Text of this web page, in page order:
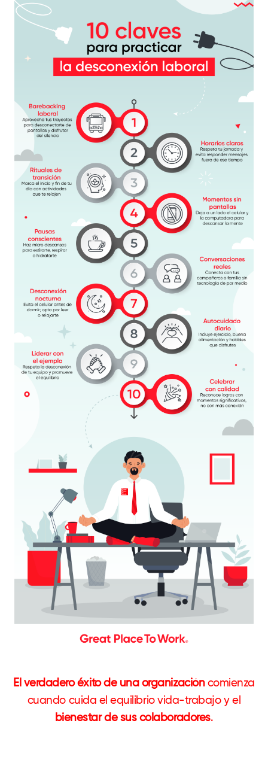
El verdadero éxito de una organizacióncomienza
cuando cuida el equilibrio vida-trabajo y el
bienestar de sus colaboradores.